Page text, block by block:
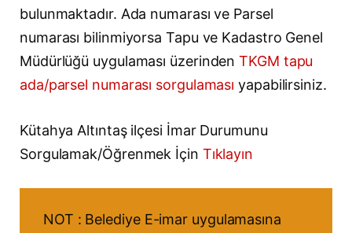
bulunmaktadır. Ada numarası ve Parsel
numarası bilinmiyorsa Tapu ve Kadastro Genel
Müdürlüğü uygulaması üzerindenTKGM tapu
ada/parsel numarası sorgulaması yapabilirsiniz.
Kütahya Altıntaş ilçesi İmar Durumunu
Sorgulamak/Öğrenmek İçin Tıklayın
NOT : Belediye E-imar uygulamasına